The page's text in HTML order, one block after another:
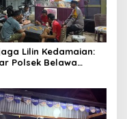
Lilin Kedamaian:
Polsek Belawa